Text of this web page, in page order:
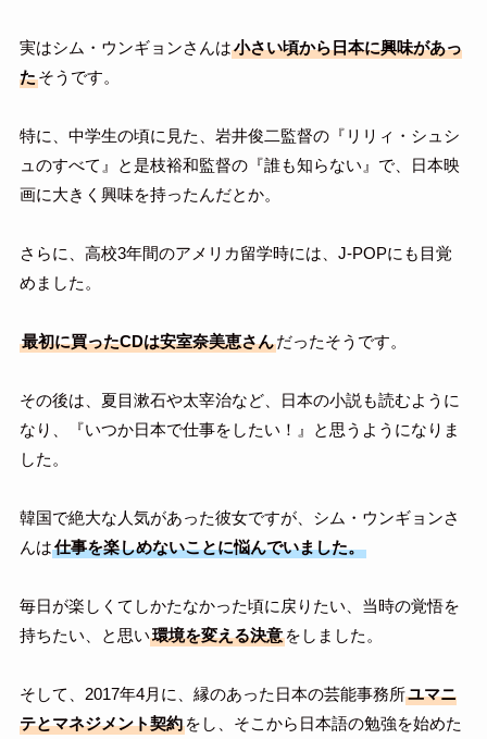
実はシム・ウンギョンさんは小さい頃から日本に興味があっ
たそうです。
特に、中学生の頃に見た、岩井俊二監督の『リリィ・シュシ
ュのすべて』と是枝裕和監督の『誰も知らない』で、日本映
画に大きく興味を持ったんだとか。
さらに、高校3年間のアメリカ留学時には、J-POPにも目覚
めました。
最初に買ったCDは安室奈美恵さんだったそうです。
その後は、夏目漱石や太宰治など、日本の小説も読むように
なり、『いつか日本で仕事をしたい！』と思うようになりま
した。
韓国で絶大な人気があった彼女ですが、シム・ウンギョンさ
んは仕事を楽しめないことに悩んでいました。
毎日が楽しくてしかたなかった頃に戻りたい、当時の覚悟を
持ちたい、と思い環境を変える決意をしました。
そして、2017年4月に、縁のあった日本の芸能事務所ユマニ
テとマネジメント契約をし、そこから日本語の勉強を始めた